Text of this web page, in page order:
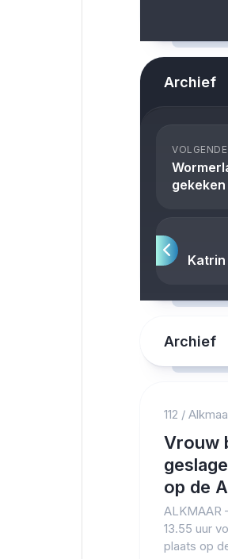
Archief
VOLGENDE
Archief
112 /
Vrouw
op de
ALKMAAR
13.55 uur
plaats op